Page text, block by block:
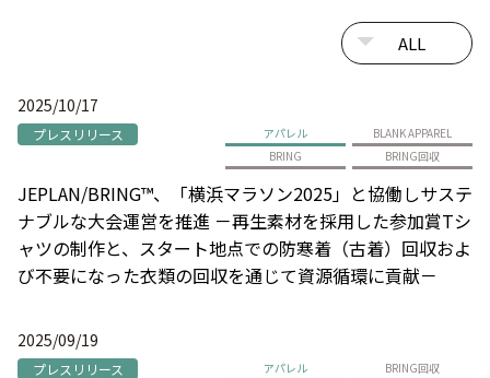
2025/10/17
プレスリリース アパレル
BLANK APPAREL
BRING
BRING回収
JEPLAN/BRING™、「横浜マラソン2025」と協働しサステ
ナブルな大会運営を推進 －再生素材を採用した参加賞Tシ
ャツの制作と、スタート地点での防寒着（古着）回収およ
び不要になった衣類の回収を通じて資源循環に貢献－
2025/09/19
プレスリリース アパレル BRING回収